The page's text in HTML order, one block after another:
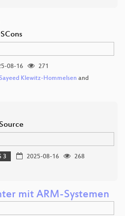
08-16
271
Klewitz-Hommelsen and
3 2025-08-16
268
mit ARM-Systemen